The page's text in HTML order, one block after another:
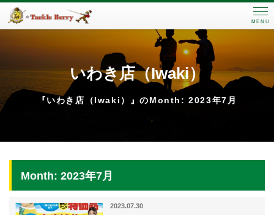
MENU
いわき店（Iwaki）
『いわき店（Iwaki）』のMonth: 2023年7月
Month: 2023年7月
2023.07.30